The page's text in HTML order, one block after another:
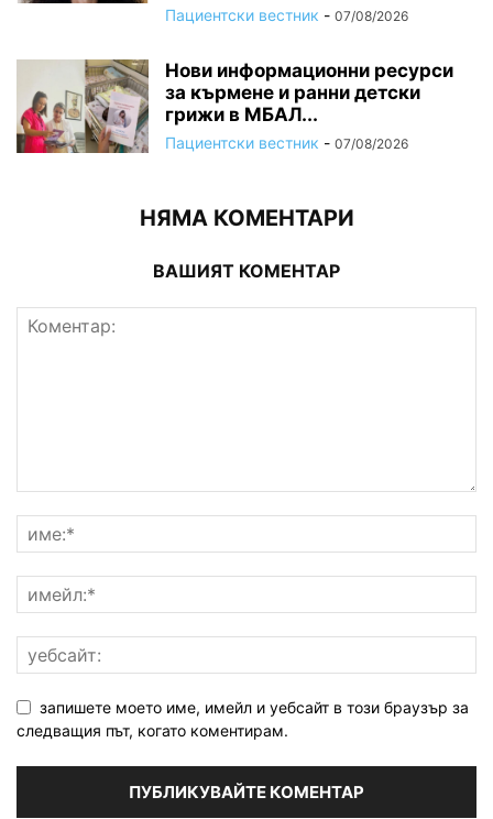
Пациентски вестник - 07/08/2026
Нови информационни ресурси
за кърмене и ранни детски
грижи в МБАЛ...
Пациентски вестник - 07/08/2026
НЯМА КОМЕНТАРИ
ВАШИЯТ КОМЕНТАР
запишете моето име, имейл и уебсайт в този браузър за
следващия път, когато коментирам.